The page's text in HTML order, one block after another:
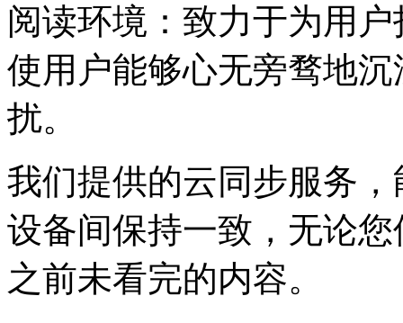
阅读环境：致力于为用
使用户能够心无旁骛地
扰。
我们提供的云同步服务
设备间保持一致，无论
之前未看完的内容。